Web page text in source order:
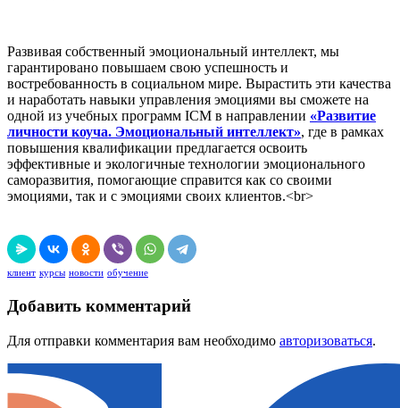
Развивая собственный эмоциональный интеллект, мы
гарантировано повышаем свою успешность и
востребованность в социальном мире. Вырастить эти качества
и наработать навыки управления эмоциями вы сможете на
одной из учебных программ ICM в направлении «Развитие
личности коуча. Эмоциональный интеллект», где в рамках
повышения квалификации предлагается освоить
эффективные и экологичные технологии эмоционального
саморазвития, помогающие справится как со своими
эмоциями, так и с эмоциями своих клиентов.<br>
клиент курсы новости обучение
Добавить комментарий
Для отправки комментария вам необходимо авторизоваться.